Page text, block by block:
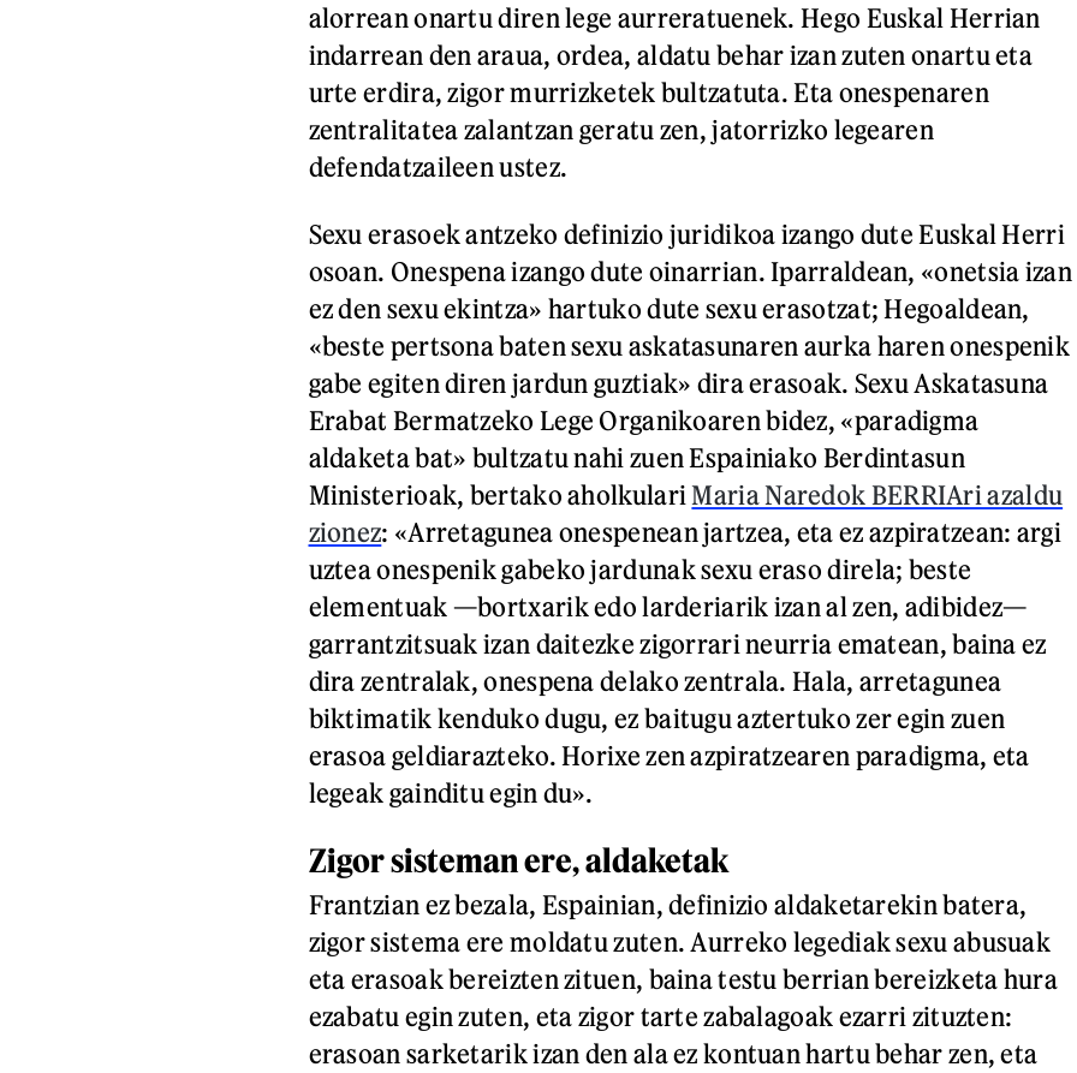
alorrean onartu diren lege aurreratuenek. Hego Euskal Herrian
indarrean den araua, ordea, aldatu behar izan zuten onartu eta
urte erdira, zigor murrizketek bultzatuta. Eta onespenaren
zentralitatea zalantzan geratu zen, jatorrizko legearen
defendatzaileen ustez.
Sexu erasoek antzeko definizio juridikoa izango dute Euskal Herri
osoan. Onespena izango dute oinarrian. Iparraldean, «onetsia izan
ez den sexu ekintza» hartuko dute sexu erasotzat; Hegoaldean,
«beste pertsona baten sexu askatasunaren aurka haren onespenik
gabe egiten diren jardun guztiak» dira erasoak. Sexu Askatasuna
Erabat Bermatzeko Lege Organikoaren bidez, «paradigma
aldaketa bat» bultzatu nahi zuen Espainiako Berdintasun
Ministerioak, bertako aholkulariMaria Naredok BERRIAri azaldu
zionez: «Arretagunea onespenean jartzea, eta ez azpiratzean: argi
uztea onespenik gabeko jardunak sexu eraso direla; beste
elementuak —bortxarik edo larderiarik izan al zen, adibidez—
garrantzitsuak izan daitezke zigorrari neurria ematean, baina ez
dira zentralak, onespena delako zentrala. Hala, arretagunea
biktimatik kenduko dugu, ez baitugu aztertuko zer egin zuen
erasoa geldiarazteko. Horixe zen azpiratzearen paradigma, eta
legeak gainditu egin du».
Zigor sisteman ere, aldaketak
Frantzian ez bezala, Espainian, definizio aldaketarekin batera,
zigor sistema ere moldatu zuten. Aurreko legediak sexu abusuak
eta erasoak bereizten zituen, baina testu berrian bereizketa hura
ezabatu egin zuten, eta zigor tarte zabalagoak ezarri zituzten:
erasoan sarketarik izan den ala ez kontuan hartu behar zen, eta